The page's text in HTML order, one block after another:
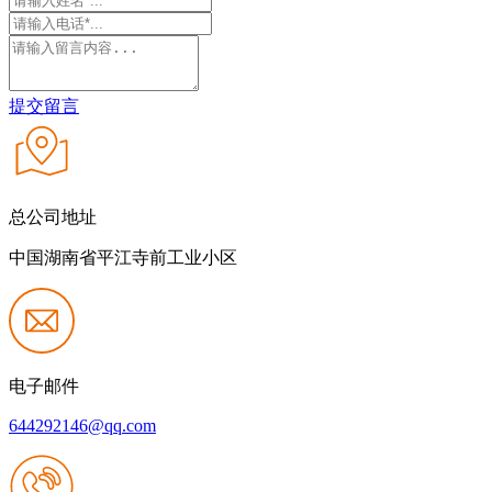
提交留言
总公司地址
中国湖南省平江寺前工业小区
电子邮件
644292146@qq.com